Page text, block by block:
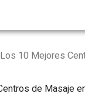
Los 10 Mejores